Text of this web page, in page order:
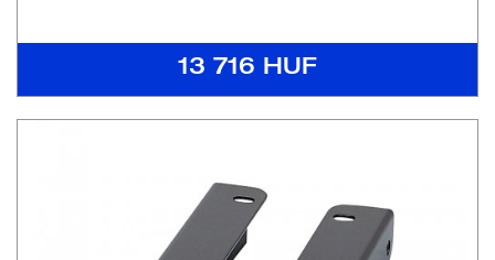
13 716 HUF